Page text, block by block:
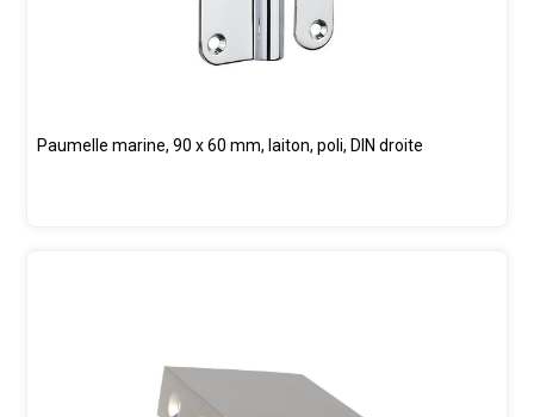
Paumelle marine, 90 x 60 mm, laiton, poli, DIN droite